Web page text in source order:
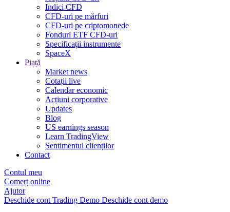
Indici CFD
CFD-uri pe mărfuri
CFD-uri pe criptomonede
Fonduri ETF CFD-uri
Specificații instrumente
SpaceX
Piață
Market news
Cotații live
Calendar economic
Acțiuni corporative
Updates
Blog
US earnings season
Learn TradingView
Sentimentul clienților
Contact
Contul meu
Comerț online
Ajutor
Deschide cont Trading Demo Deschide cont demo